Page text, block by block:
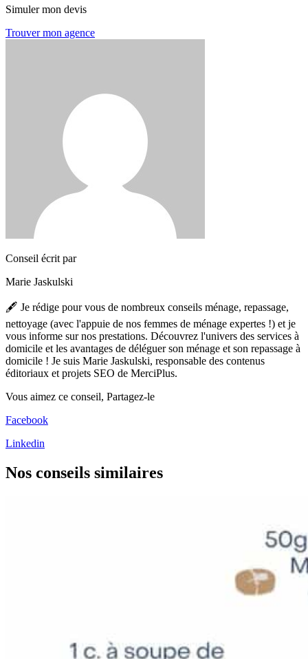
Simuler mon devis
Trouver mon agence
Conseil écrit par
Marie Jaskulski
🖋️ Je rédige pour vous de nombreux conseils ménage, repassage,
nettoyage (avec l'appuie de nos femmes de ménage expertes !) et je
vous informe sur nos prestations. Découvrez l'univers des services à
domicile et les avantages de déléguer son ménage et son repassage à
domicile ! Je suis Marie Jaskulski, responsable des contenus
éditoriaux et projets SEO de MerciPlus.
Vous aimez ce conseil, Partagez-le
Facebook
Linkedin
Nos conseils similaires